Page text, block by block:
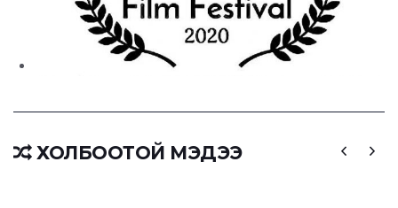
ХОЛБООТОЙ МЭДЭЭ